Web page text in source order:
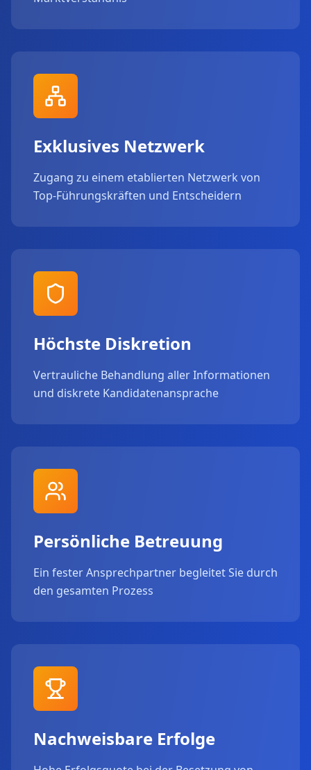
Exklusives Netzwerk
Zugang zu einem etablierten Netzwerk von
Top-Führungskräften und Entscheidern
Höchste Diskretion
Vertrauliche Behandlung aller Informationen
und diskrete Kandidatenansprache
Persönliche Betreuung
Ein fester Ansprechpartner begleitet Sie durch
den gesamten Prozess
Nachweisbare Erfolge